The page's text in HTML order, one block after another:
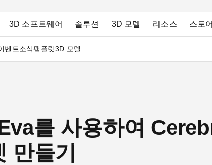
3D 소프트웨어 솔루션 3D 모델 리소스 스토어
벤트소식팸플릿3D 모델
를 사용하여
만들기